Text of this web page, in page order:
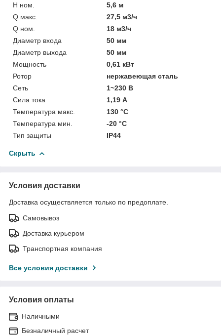
H ном.
5,6 м
Q макс.
27,5 м3/ч
Q ном.
18 м3/ч
Диаметр входа
50 мм
Диаметр выхода
50 мм
Мощность
0,61 кВт
Ротор
нержавеющая сталь
Сеть
1~230 В
Сила тока
1,19 А
Температура макс.
130 °С
Температура мин.
-20 °С
Тип защиты
IP44
Скрыть
Условия доставки
Доставка осуществляется только по предоплате.
Самовывоз
Доставка курьером
Транспортная компания
Все условия доставки
Условия оплаты
Наличными
Безналичный расчет